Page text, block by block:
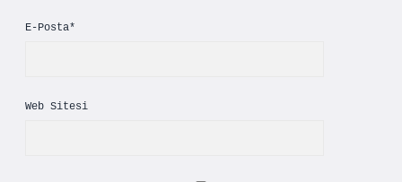
E-Posta*
Web Sitesi